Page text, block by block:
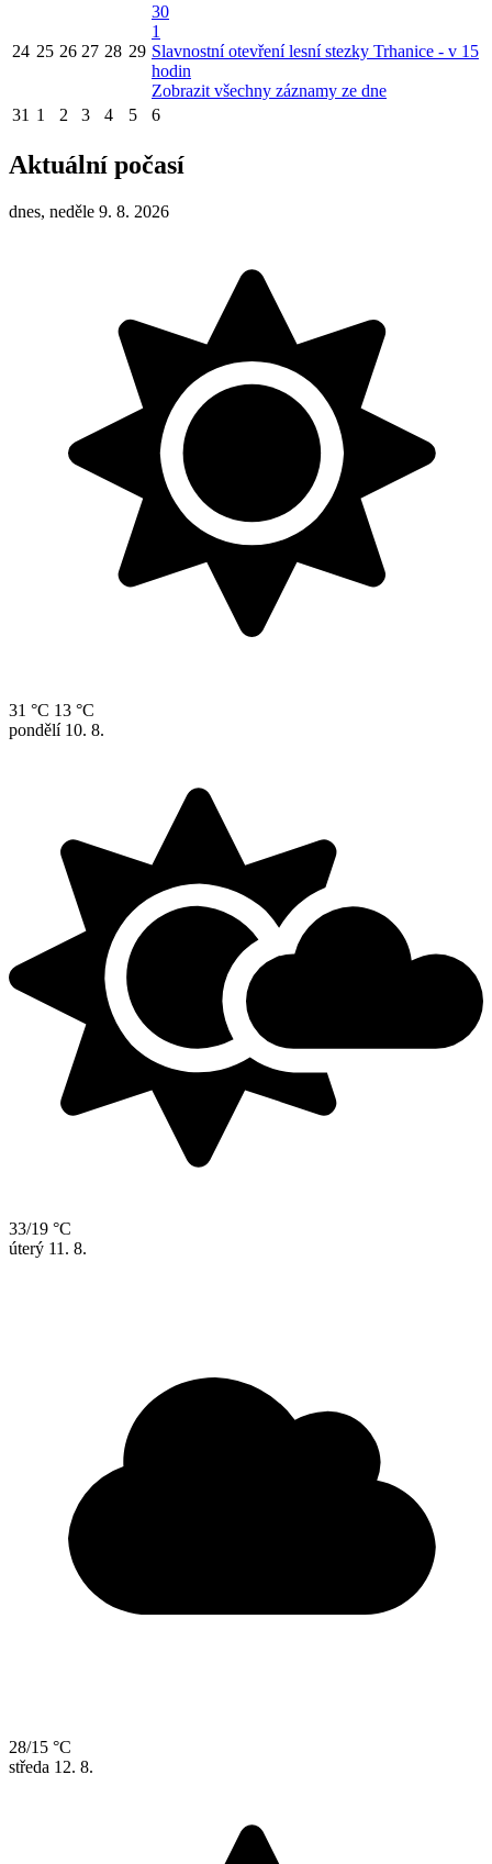
24 25 26 27 28 29
30
1
Slavnostní otevření lesní stezky Trhanice - v 15
hodin
Zobrazit všechny záznamy ze dne
31 1 2 3 4 5 6
Aktuální počasí
dnes, neděle 9. 8. 2026
31 °C 13 °C
pondělí 10. 8.
33/19 °C
úterý 11. 8.
28/15 °C
středa 12. 8.